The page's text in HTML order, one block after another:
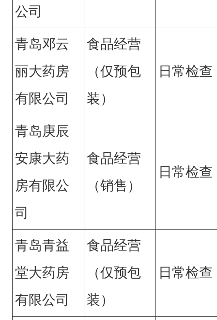
公司
青岛邓云
丽大药房
有限公司
食品经营
（仅预包
装）
日常检查
青岛庚辰
安康大药
房有限公
司
食品经营
（销售）
日常检查
青岛青益
堂大药房
有限公司
食品经营
（仅预包
装）
日常检查